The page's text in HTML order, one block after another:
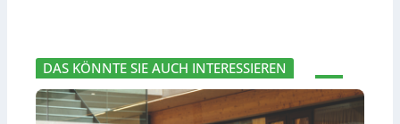
e
n
DAS KÖNNTE SIE AUCH INTERESSIEREN